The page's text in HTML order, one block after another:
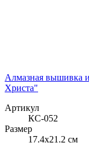
Алмазная вышивка
Христа"
Артикул
КС-052
Размер
17.4x21.2 см